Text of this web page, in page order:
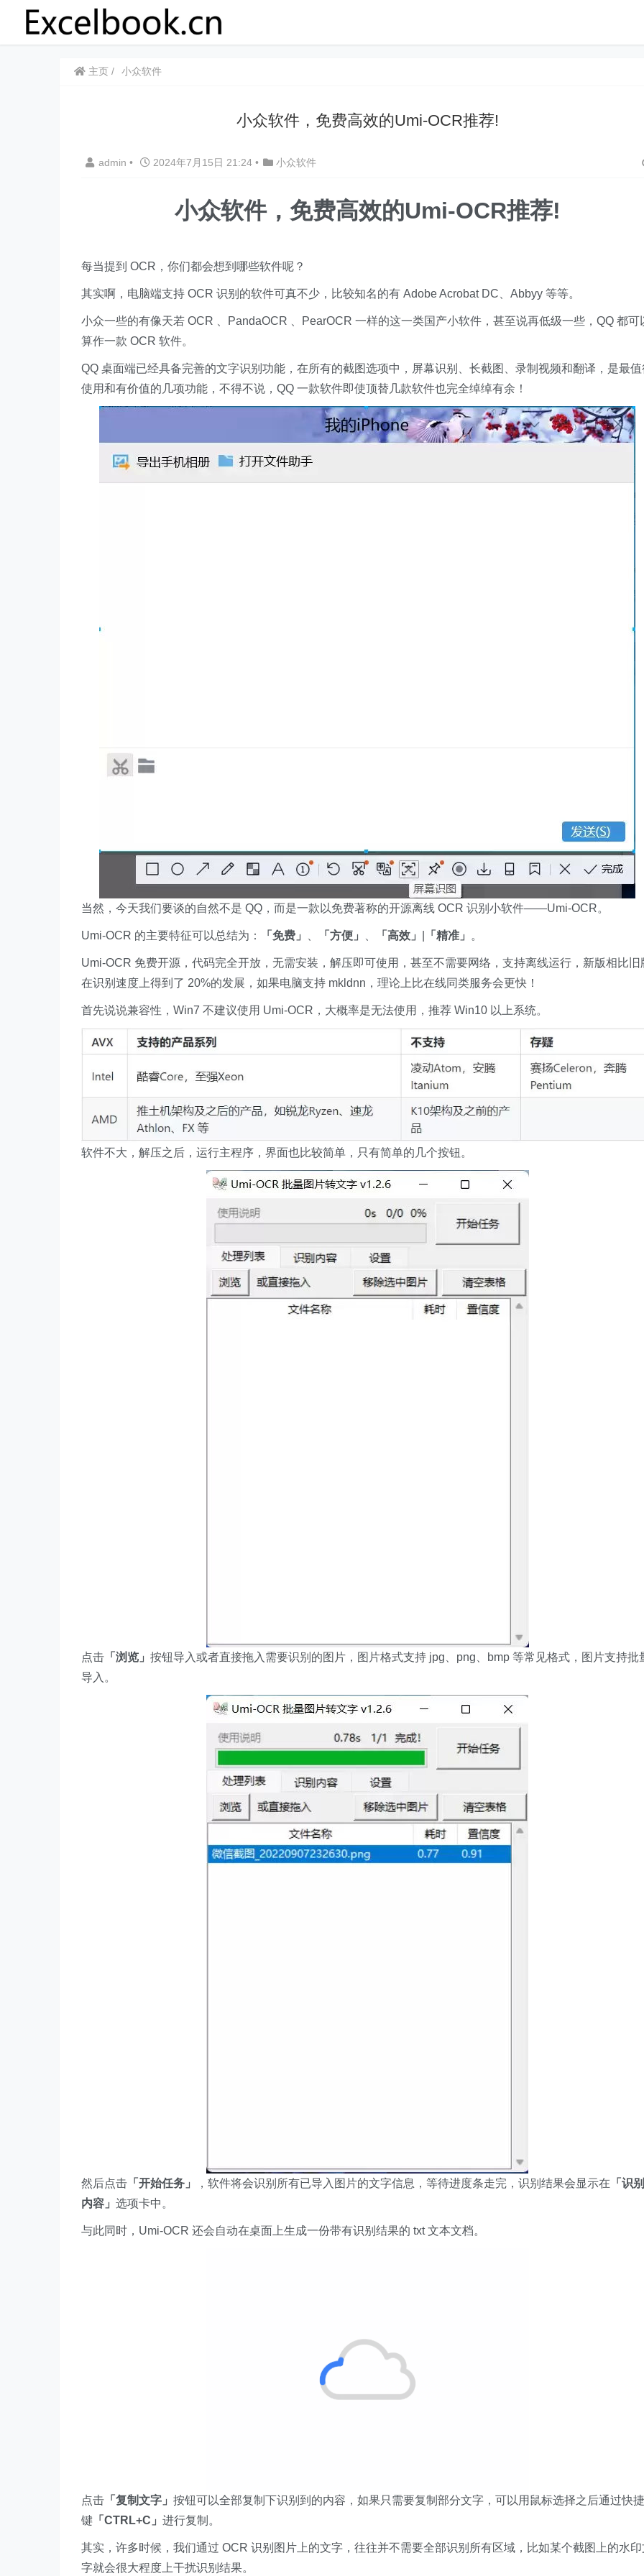
主页 小众软件
​​小众软件，免费高效的Umi-OCR推荐!
admin • 2024年7月15日 21:24 • 小众软件
小众软件，免费高效的Umi-OCR推荐!
每当提到 OCR，你们都会想到哪些软件呢？
其实啊，电脑端支持 OCR 识别的软件可真不少，比较知名的有 Adobe Acrobat DC、Abbyy 等等。
小众一些的有像天若 OCR 、PandaOCR 、PearOCR 一样的这一类国产小软件，甚至说再低级一些，QQ 都可
算作一款 OCR 软件。
QQ 桌面端已经具备完善的文字识别功能，在所有的截图选项中，屏幕识别、长截图、录制视频和翻译，是最值
使用和有价值的几项功能，不得不说，QQ 一款软件即使顶替几款软件也完全绰绰有余！
当然，今天我们要谈的自然不是 QQ，而是一款以免费著称的开源离线 OCR 识别小软件——Umi-OCR。
Umi-OCR 的主要特征可以总结为： 「免费」 「方便」 「高效」 「精准」 。
Umi-OCR 免费开源，代码完全开放，无需安装，解压即可使用，甚至不需要网络，支持离线运行，新版相比旧
在识别速度上得到了 20%的发展，如果电脑支持 mkldnn，理论上比在线同类服务会更快！
首先说说兼容性，Win7 不建议使用 Umi-OCR，大概率是无法使用，推荐 Win10 以上系统。
软件不大，解压之后，运行主程序，界面也比较简单，只有简单的几个按钮。
点击 「浏览」 按钮导入或者直接拖入需要识别的图片，图片格式支持 jpg、png、bmp 等常见格式，图片支持批
导入。
然后点击 「开始任务」 ，软件将会识别所有已导入图片的文字信息，等待进度条走完，识别结果会显示在 「识别
内容」 选项卡中。
与此同时，Umi-OCR 还会自动在桌面上生成一份带有识别结果的 txt 文本文档。
点击 「复制文字」 按钮可以全部复制下识别到的内容，如果只需要复制部分文字，可以用鼠标选择之后通过快捷
键 「CTRL+C」 进行复制。
其实，许多时候，我们通过 OCR 识别图片上的文字，往往并不需要全部识别所有区域，比如某个截图上的水印
字就会很大程度上干扰识别结果。